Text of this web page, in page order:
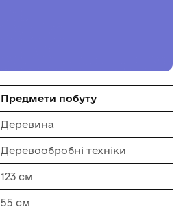
Предмети побуту
Деревина
Деревообробні техніки
123 см
55 см